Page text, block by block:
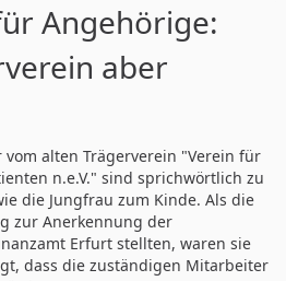
Angehörige:
aber
alten Trägerverein "Verein für
n.e.V." sind sprichwörtlich zu
die Jungfrau zum Kinde. Als die
zur Anerkennung der
Erfurt stellten, waren sie
dass die zuständigen Mitarbeiter